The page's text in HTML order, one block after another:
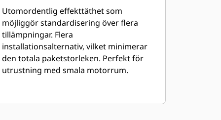
Utomordentlig effekttäthet som
möjliggör standardisering över flera
tillämpningar. Flera
installationsalternativ, vilket minimerar
den totala paketstorleken. Perfekt för
utrustning med smala motorrum.